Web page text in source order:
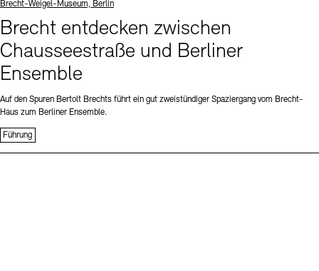
Standort
Brecht-Weigel-Museum, Berlin
Brecht entdecken zwischen
Chausseestraße und Berliner
Ensemble
Auf den Spuren Bertolt Brechts führt ein gut zweistündiger Spaziergang vom Brecht-
Haus zum Berliner Ensemble.
Führung